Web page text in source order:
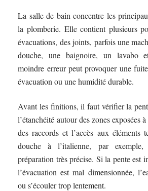
La salle de bain concentre les
la plomberie. Elle contient plusieurs
évacuations, des joints, parfois une
douche, une baignoire, un lavabo
moindre erreur peut provoquer une
évacuation ou une humidité durable.
Avant les finitions, il faut vérifier la
l’étanchéité autour des zones exposées
des raccords et l’accès aux éléments
douche à l’italienne, par exemple,
préparation très précise. Si la pente est
l’évacuation est mal dimensionnée,
ou s’écouler trop lentement.